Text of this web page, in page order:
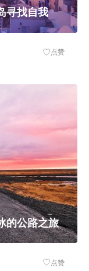
寻找自我
♡点赞
的公路之旅
♡点赞